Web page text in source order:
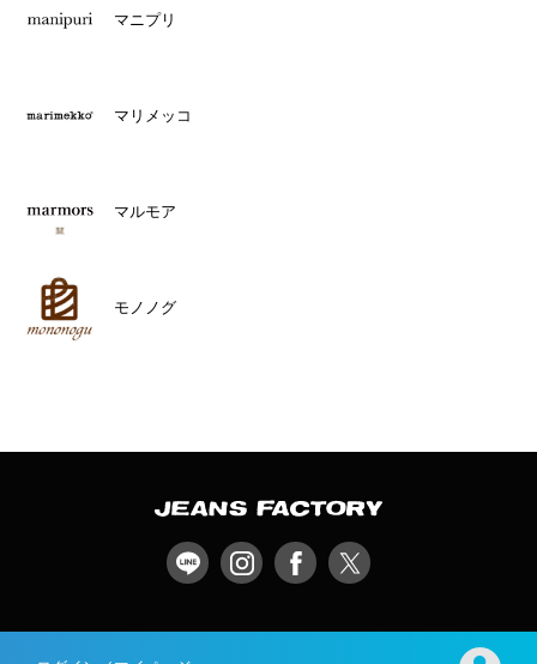
マニプリ
マリメッコ
マルモア
モノノグ